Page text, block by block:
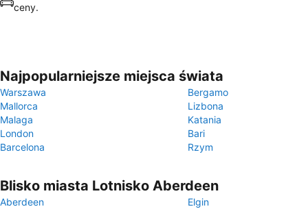
ceny.
Najpopularniejsze miejsca świata
Warszawa
Bergamo
Mallorca
Lizbona
Malaga
Katania
London
Bari
Barcelona
Rzym
Blisko miasta Lotnisko Aberdeen
Aberdeen Elgin